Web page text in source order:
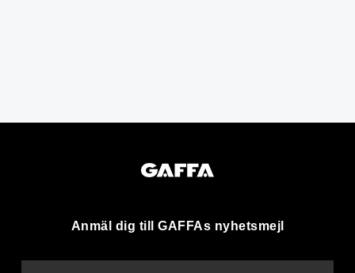
Anmäl dig till GAFFAs nyhetsmejl